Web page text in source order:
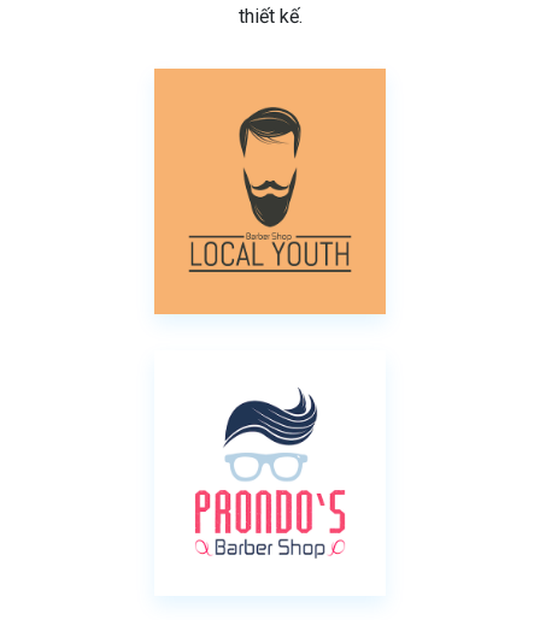
thiết kế.